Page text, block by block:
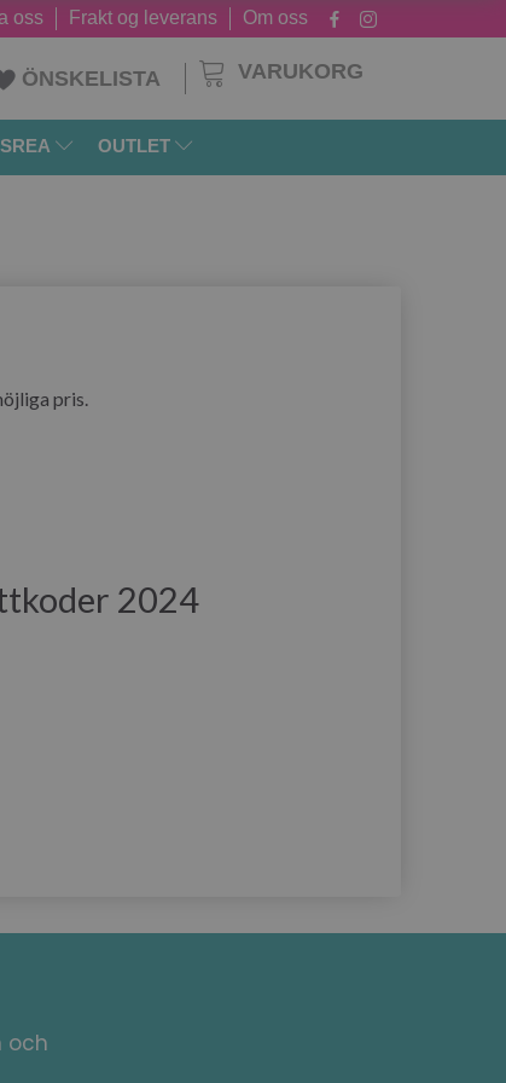
Om oss
Frakt og leverans
oss
VARUKORG
ÖNSKELISTA
OUTLET
pris.
2024
och